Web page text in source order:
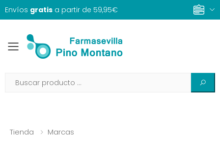
Envíos gratis a partir de 59,95€
Toggle mobile menu
Tienda Marcas